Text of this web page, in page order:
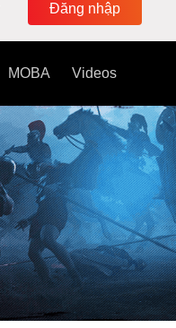
Đăng nhập
MOBA Videos